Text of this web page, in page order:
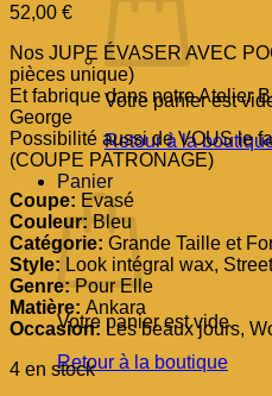
Votre panier est
Retour à la
Panier
Votre panier est vide.
Retour à la boutique
52,00 €
Nos JUPE ÉVASER AVEC
pièces unique)
Et fabrique dans notre Atelier
George
Possibilité aussi de VOUS le
(COUPE PATRONAGE)
Coupe: Evasé
Couleur: Bleu
Catégorie: Grande Taille et
Style: Look intégral wax,
Genre: Pour Elle
Matière: Ankara
Occasion: Les beaux jours,
4 en stock